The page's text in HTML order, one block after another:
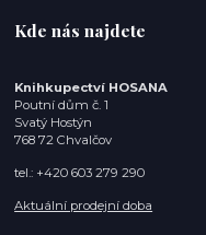
Kde nás najdete
Knihkupectví HOSANA
Poutní dům č. 1
Svatý Hostýn
768 72 Chvalčov
tel.: +420 603 279 290
Aktuální prodejní doba